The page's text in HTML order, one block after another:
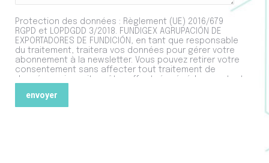
Protection des données : Règlement (UE) 2016/679
RGPD et LOPDGDD 3/2018. FUNDIGEX AGRUPACIÓN DE
EXPORTADORES DE FUNDICIÓN, en tant que responsable
du traitement, traitera vos données pour gérer votre
abonnement à la newsletter. Vous pouvez retirer votre
consentement sans affecter tout traitement de
données qui aurait pu être effectué précédemment, et
rectification et de suppression des données, entre
autres, comme expliqué dans les informations